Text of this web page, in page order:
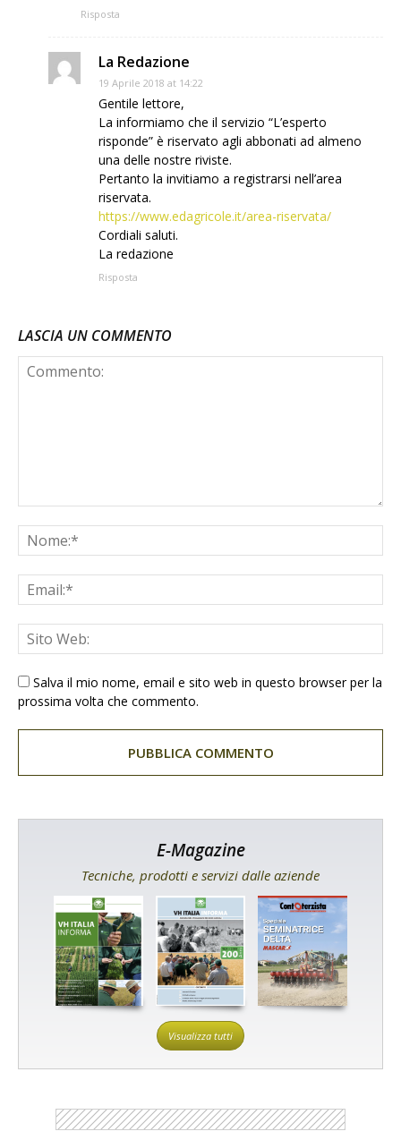
Risposta
La Redazione
19 Aprile 2018 at 14:22
Gentile lettore,
La informiamo che il servizio “L’esperto
risponde” è riservato agli abbonati ad almeno
una delle nostre riviste.
Pertanto la invitiamo a registrarsi nell’area
riservata.
https://www.edagricole.it/area-riservata/
Cordiali saluti.
La redazione
Risposta
LASCIA UN COMMENTO
Salva il mio nome, email e sito web in questo browser per la
prossima volta che commento.
E-Magazine
Tecniche, prodotti e servizi dalle aziende
Visualizza tutti